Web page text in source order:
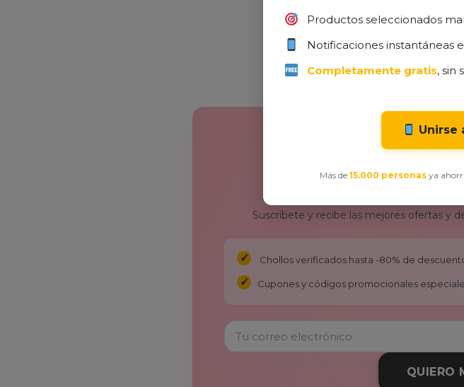
Suscríbete y recibe las mejores ofertas y
Chollos verificados hasta -80% de
Cupones y códigos promocionales
QUIERO
Productos seleccionados
Notificaciones instantáneas
Completamente gratis, sin
Unirse
Más de 15.000 personas ya